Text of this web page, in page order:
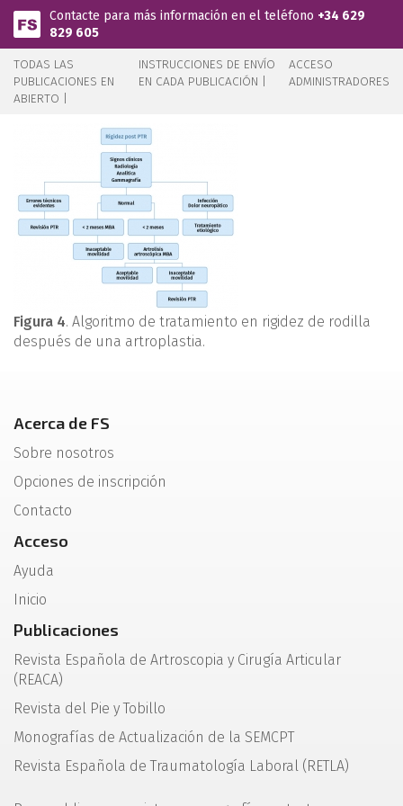
Pasar al contenido principal
Contacte para más información en el teléfono +34 629
829 605
TODAS LAS
PUBLICACIONES EN
ABIERTO |
INSTRUCCIONES DE ENVÍO
EN CADA PUBLICACIÓN |
ACCESO
ADMINISTRADORES
Figura 4. Algoritmo de tratamiento en rigidez de rodilla
después de una artroplastia.
Acerca de FS
Sobre nosotros
Opciones de inscripción
Contacto
Acceso
Ayuda
Inicio
Publicaciones
Revista Española de Artroscopia y Cirugía Articular
(REACA)
Revista del Pie y Tobillo
Monografías de Actualización de la SEMCPT
Revista Española de Traumatología Laboral (RETLA)